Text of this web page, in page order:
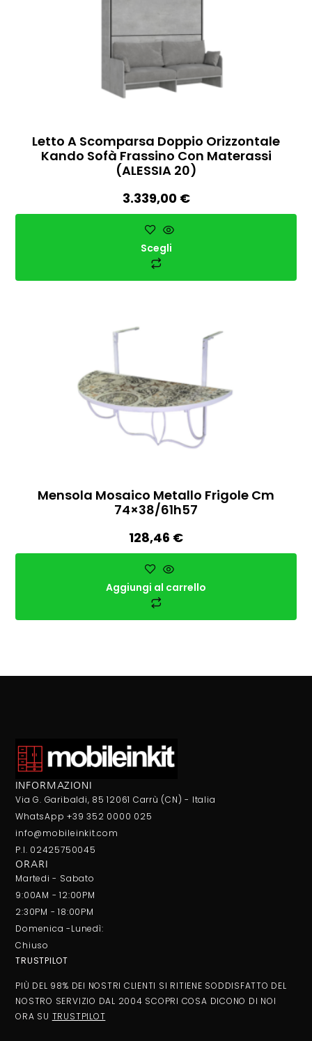
Letto A Scomparsa Doppio Orizzontale
Kando Sofà Frassino Con Materassi
(ALESSIA 20)
3.339,00 €
Scegli
Mensola Mosaico Metallo Frigole Cm
74×38/61h57
128,46 €
Aggiungi al carrello
INFORMAZIONI
Via G. Garibaldi, 85 12061 Carrù (CN) - Italia
WhatsApp +39 352 0000 025
info@mobileinkit.com
P.I. 02425750045
ORARI
Martedi - Sabato
9:00AM - 12:00PM
2:30PM - 18:00PM
Domenica -Lunedì:
Chiuso
TRUSTPILOT
PIÙ DEL 98% DEI NOSTRI CLIENTI SI RITIENE SODDISFATTO DEL
NOSTRO SERVIZIO DAL 2004 SCOPRI COSA DICONO DI NOI
ORA SU TRUSTPILOT